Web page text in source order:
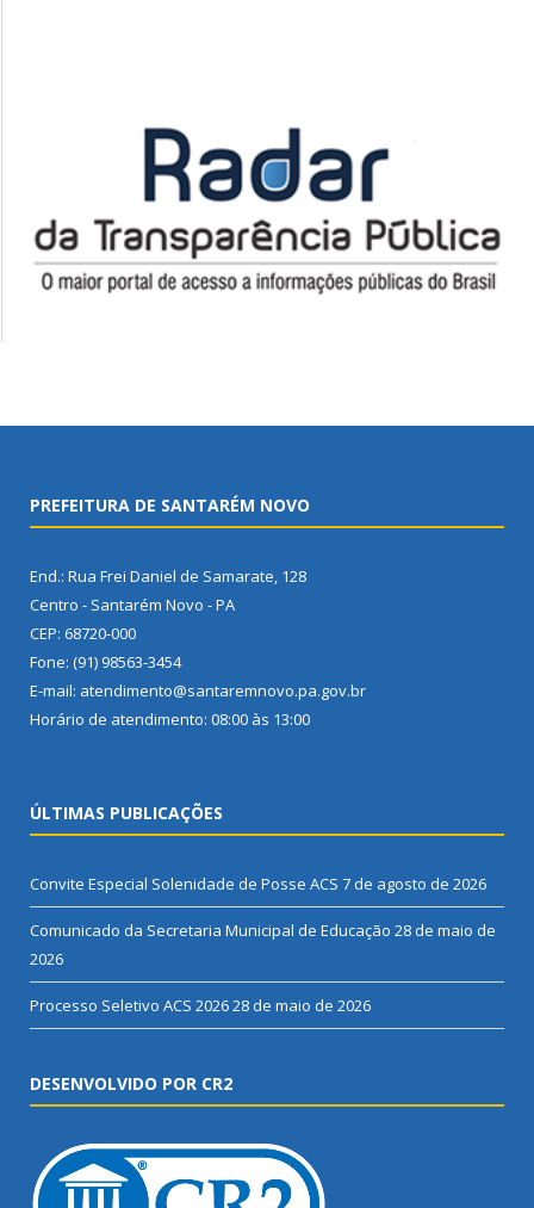
PREFEITURA DE SANTARÉM NOVO
End.: Rua Frei Daniel de Samarate, 128
Centro - Santarém Novo - PA
CEP: 68720-000
Fone: (91) 98563-3454
E-mail: atendimento@santaremnovo.pa.gov.br
Horário de atendimento: 08:00 às 13:00
ÚLTIMAS PUBLICAÇÕES
Convite Especial Solenidade de Posse ACS 7 de agosto de 2026
Comunicado da Secretaria Municipal de Educação 28 de maio de
2026
Processo Seletivo ACS 202628 de maio de 2026
DESENVOLVIDO POR CR2